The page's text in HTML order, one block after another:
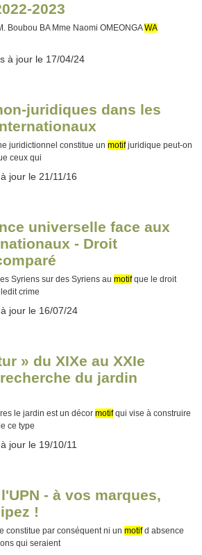
2023
Boubou BA Mme Naomi OMEONGAWA
à jour le 17/04/24
juridiques dans les
juridictionnel constitue un motifjuridique peut-on
ceux qui
jour le 21/11/16
universelle face aux
- Droit
Syriens sur des Syriens au motifque le droit
crime
jour le 16/07/24
» du XIXe au XXIe
du jardin
le jardin est un décor motifqui vise à construire
ce type
jour le 19/10/11
- à vos marques,
!
constitue par conséquent ni un motifd absence
qui seraient